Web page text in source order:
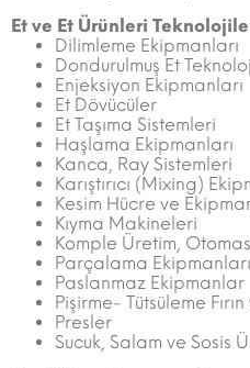
Et ve Et Ürünleri
Dilimleme Ekipmanları
Dondurulmuş Et
Enjeksiyon Ekipmanları
Et Dövücüler
Et Taşıma Sistemleri
Haşlama Ekipmanları
Kanca, Ray Sistemleri
Karıştırıcı (Mixing)
Kesim Hücre ve
Kıyma Makineleri
Komple Üretim,
Parçalama Ekipmanları
Paslanmaz Ekipmanlar
Pişirme- Tütsüleme
Presler
Sucuk, Salam ve Sosis